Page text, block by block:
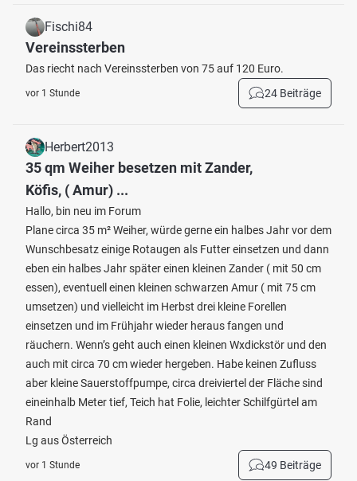
Fischi84
Vereinssterben
Das riecht nach Vereinssterben von 75 auf 120 Euro.
vor 1 Stunde 24 Beiträge
Herbert2013
35 qm Weiher besetzen mit Zander,
Köfis, ( Amur) ...
Hallo, bin neu im Forum
Plane circa 35 m² Weiher, würde gerne ein halbes Jahr vor dem
Wunschbesatz einige Rotaugen als Futter einsetzen und dann
eben ein halbes Jahr später einen kleinen Zander ( mit 50 cm
essen), eventuell einen kleinen schwarzen Amur ( mit 75 cm
umsetzen) und vielleicht im Herbst drei kleine Forellen
einsetzen und im Frühjahr wieder heraus fangen und
räuchern. Wenn’s geht auch einen kleinen Wxdickstör und den
auch mit circa 70 cm wieder hergeben. Habe keinen Zufluss
aber kleine Sauerstoffpumpe, circa dreiviertel der Fläche sind
eineinhalb Meter tief, Teich hat Folie, leichter Schilfgürtel am
Rand
Lg aus Österreich
vor 1 Stunde 49 Beiträge